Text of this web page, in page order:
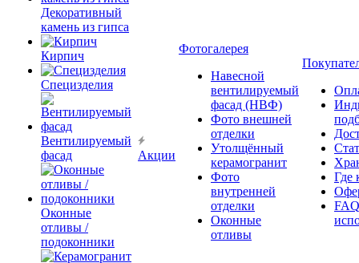
Декоративный
камень из гипса
Кирпич
Специзделия
Вентилируемый
фасад
Оконные
отливы /
подоконники
Акции
Фотогалерея
Навесной
вентилируемый
фасад (НВФ)
Фото внешней
отделки
Утолщённый
керамогранит
Фото
внутренней
отделки
Оконные
отливы
Где